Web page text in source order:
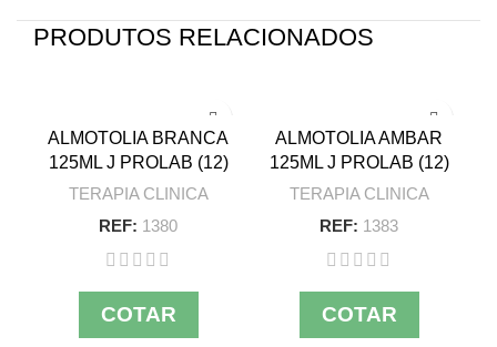
PRODUTOS RELACIONADOS
ALMOTOLIA BRANCA
125ML J PROLAB (12)
TERAPIA CLINICA
REF: 1380
COTAR
ALMOTOLIA AMBAR
125ML J PROLAB (12)
TERAPIA CLINICA
REF: 1383
COTAR